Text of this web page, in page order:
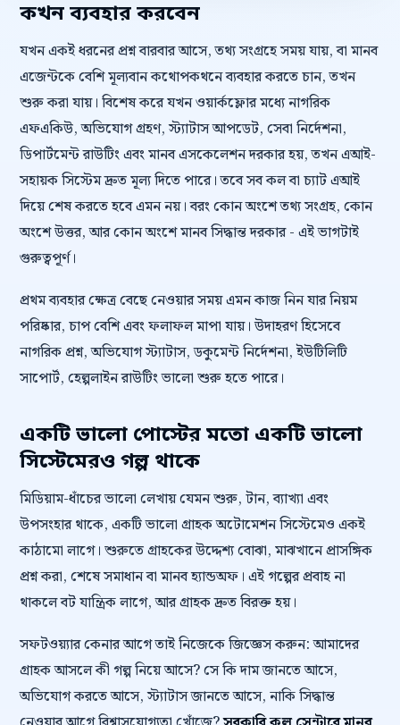
কখন ব্যবহার করবেন
যখন একই ধরনের প্রশ্ন বারবার আসে, তথ্য সংগ্রহে সময় যায়, বা মানব
এজেন্টকে বেশি মূল্যবান কথোপকথনে ব্যবহার করতে চান, তখন
শুরু করা যায়। বিশেষ করে যখন ওয়ার্কফ্লোর মধ্যে নাগরিক
এফএকিউ, অভিযোগ গ্রহণ, স্ট্যাটাস আপডেট, সেবা নির্দেশনা,
ডিপার্টমেন্ট রাউটিং এবং মানব এসকেলেশন দরকার হয়, তখন এআই-
সহায়ক সিস্টেম দ্রুত মূল্য দিতে পারে। তবে সব কল বা চ্যাট এআই
দিয়ে শেষ করতে হবে এমন নয়। বরং কোন অংশে তথ্য সংগ্রহ, কোন
অংশে উত্তর, আর কোন অংশে মানব সিদ্ধান্ত দরকার - এই ভাগটাই
গুরুত্বপূর্ণ।
প্রথম ব্যবহার ক্ষেত্র বেছে নেওয়ার সময় এমন কাজ নিন যার নিয়ম
পরিষ্কার, চাপ বেশি এবং ফলাফল মাপা যায়। উদাহরণ হিসেবে
নাগরিক প্রশ্ন, অভিযোগ স্ট্যাটাস, ডকুমেন্ট নির্দেশনা, ইউটিলিটি
সাপোর্ট, হেল্পলাইন রাউটিং ভালো শুরু হতে পারে।
একটি ভালো পোস্টের মতো একটি ভালো
সিস্টেমেরও গল্প থাকে
মিডিয়াম-ধাঁচের ভালো লেখায় যেমন শুরু, টান, ব্যাখ্যা এবং
উপসংহার থাকে, একটি ভালো গ্রাহক অটোমেশন সিস্টেমেও একই
কাঠামো লাগে। শুরুতে গ্রাহকের উদ্দেশ্য বোঝা, মাঝখানে প্রাসঙ্গিক
প্রশ্ন করা, শেষে সমাধান বা মানব হ্যান্ডঅফ। এই গল্পের প্রবাহ না
থাকলে বট যান্ত্রিক লাগে, আর গ্রাহক দ্রুত বিরক্ত হয়।
সফটওয়্যার কেনার আগে তাই নিজেকে জিজ্ঞেস করুন: আমাদের
গ্রাহক আসলে কী গল্প নিয়ে আসে? সে কি দাম জানতে আসে,
অভিযোগ করতে আসে, স্ট্যাটাস জানতে আসে, নাকি সিদ্ধান্ত